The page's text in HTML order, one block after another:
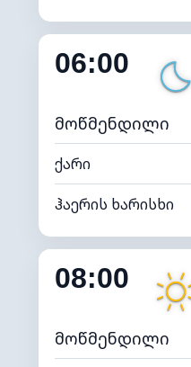
შიდა ტენიანობა
ნამის წერტილი
განათების ინდექსი
06:00
მოწმენდილი
ქარი
ჰაერის ხარისხი
შიდა ტენიანობა
ნამის წერტილი
განათების ინდექსი
08:00
მოწმენდილი